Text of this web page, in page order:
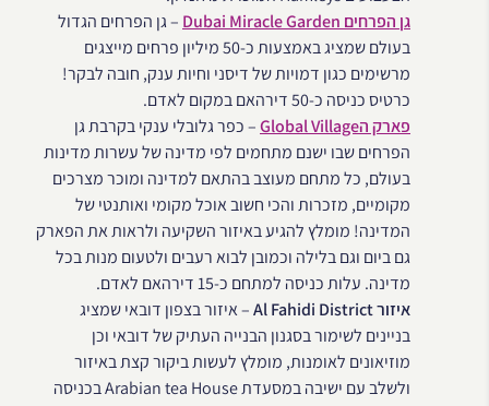
גן הפרחים Dubai Miracle Garden
– גן הפרחים הגדול
בעולם שמציג באמצעות כ-50 מיליון פרחים מייצגים
מרשימים כגון דמויות של דיסני וחיות ענק, חובה לבקר!
כרטיס כניסה כ-50 דירהאם במקום לאדם.
פארק הGlobal Village
– כפר גלובלי ענקי בקרבת גן
הפרחים שבו ישנם מתחמים לפי מדינה של עשרות מדינות
בעולם, כל מתחם מעוצב בהתאם למדינה ומוכר מצרכים
מקומיים, מזכרות והכי חשוב אוכל מקומי ואותנטי של
המדינה! מומלץ להגיע באיזור השקיעה ולראות את הפארק
גם ביום וגם בלילה וכמובן לבוא רעבים ולטעום מנות בכל
מדינה. עלות כניסה למתחם כ-15 דירהאם לאדם.
איזור Al Fahidi District
– איזור בצפון דובאי שמציג
בניינים לשימור בסגנון הבנייה העתיק של דובאי וכן
מוזיאונים לאומנות, מומלץ לעשות ביקור קצת באיזור
ולשלב עם ישיבה במסעדת Arabian tea House בכניסה